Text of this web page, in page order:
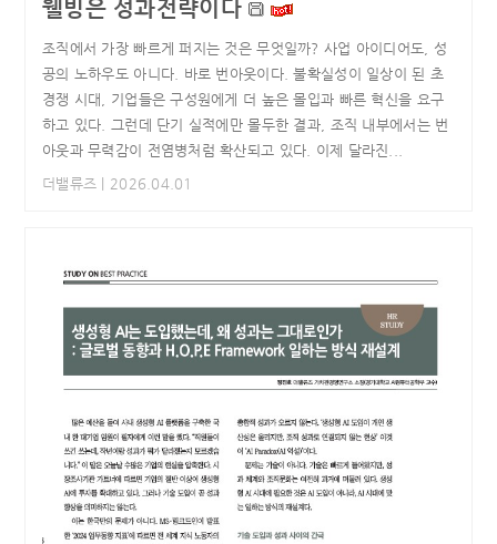
웰빙은 성과전략이다
조직에서 가장 빠르게 퍼지는 것은 무엇일까? 사업 아이디어도, 성
공의 노하우도 아니다. 바로 번아웃이다. 불확실성이 일상이 된 초
경쟁 시대, 기업들은 구성원에게 더 높은 몰입과 빠른 혁신을 요구
하고 있다. 그런데 단기 실적에만 몰두한 결과, 조직 내부에서는 번
아웃과 무력감이 전염병처럼 확산되고 있다. 이제 달라진...
더밸류즈 | 2026.04.01